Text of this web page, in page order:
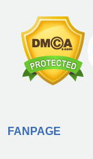
FANPAGE